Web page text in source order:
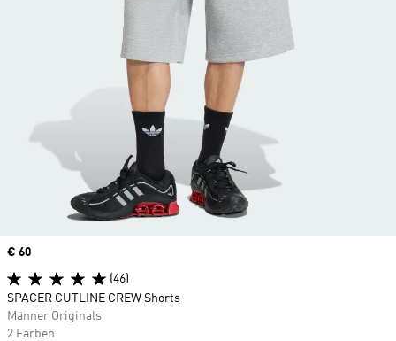
Price
€ 60
(46)
SPACER CUTLINE CREW Shorts
Männer Originals
2 Farben